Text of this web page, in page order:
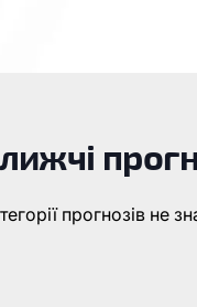
прогнозів не